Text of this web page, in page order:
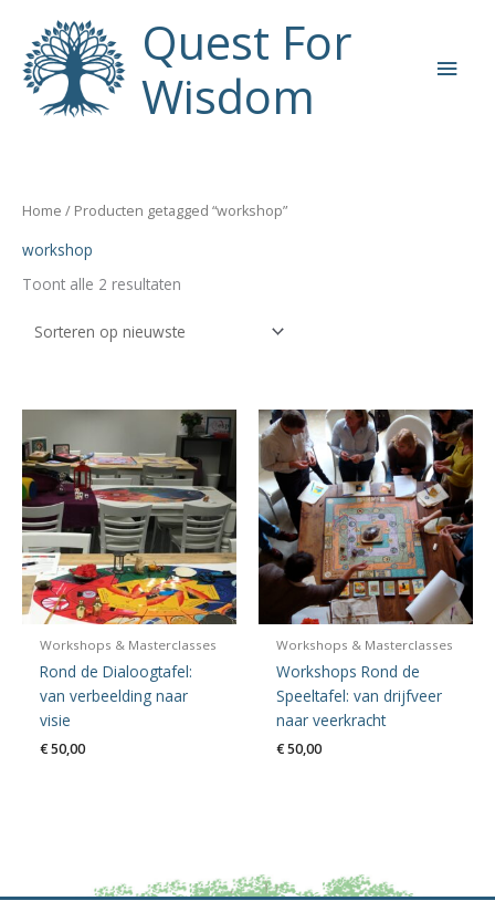
inhoud
Quest For
Wisdom
Home / Producten getagged “workshop”
workshop
Toont alle 2 resultaten
Workshops & Masterclasses
Rond de Dialoogtafel:
van verbeelding naar
visie
€50,00
Workshops & Masterclasses
Workshops Rond de
Speeltafel: van drijfveer
naar veerkracht
€50,00